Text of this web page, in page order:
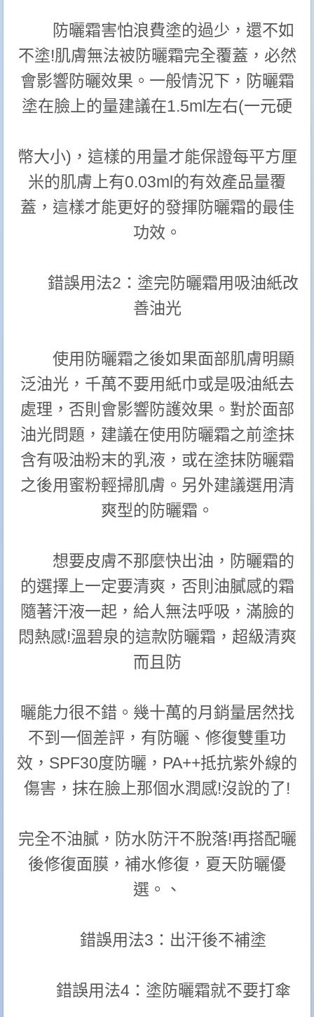
防曬霜害怕浪費塗的過少，還不如
不塗!肌膚無法被防曬霜完全覆蓋，必然
會影響防曬效果。一般情況下，防曬霜
塗在臉上的量建議在1.5ml左右(一元硬
幣大小)，這樣的用量才能保證每平方厘
米的肌膚上有0.03ml的有效產品量覆
蓋，這樣才能更好的發揮防曬霜的最佳
功效。
錯誤用法2：塗完防曬霜用吸油紙改
善油光
使用防曬霜之後如果面部肌膚明顯
泛油光，千萬不要用紙巾或是吸油紙去
處理，否則會影響防護效果。對於面部
油光問題，建議在使用防曬霜之前塗抹
含有吸油粉末的乳液，或在塗抹防曬霜
之後用蜜粉輕掃肌膚。另外建議選用清
爽型的防曬霜。
想要皮膚不那麼快出油，防曬霜的
的選擇上一定要清爽，否則油膩感的霜
隨著汗液一起，給人無法呼吸，滿臉的
悶熱感!溫碧泉的這款防曬霜，超級清爽
而且防
曬能力很不錯。幾十萬的月銷量居然找
不到一個差評，有防曬、修復雙重功
效，SPF30度防曬，PA++抵抗紫外線的
傷害，抹在臉上那個水潤感!沒說的了!
完全不油膩，防水防汗不脫落!再搭配曬
後修復面膜，補水修復，夏天防曬優
選。、
錯誤用法3：出汗後不補塗
錯誤用法4：塗防曬霜就不要打傘